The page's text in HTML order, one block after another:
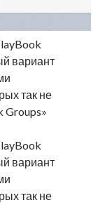
вариант
так не
Groups»
вариант
так не